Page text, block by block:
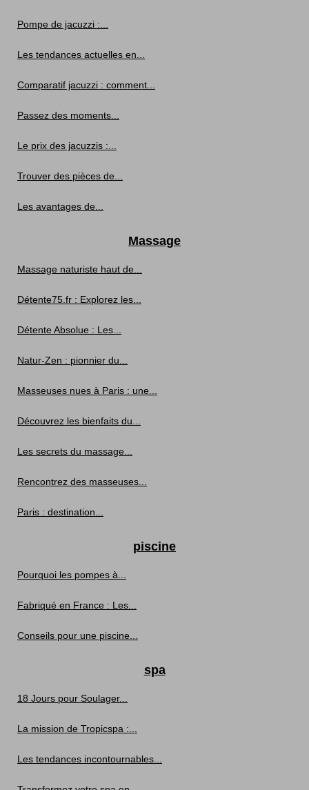
Pompe de jacuzzi :...
Les tendances actuelles en...
Comparatif jacuzzi : comment...
Passez des moments...
Le prix des jacuzzis :...
Trouver des pièces de...
Les avantages de...
Massage
Massage naturiste haut de...
Détente75.fr : Explorez les...
Détente Absolue : Les...
Natur-Zen : pionnier du...
Masseuses nues à Paris : une...
Découvrez les bienfaits du...
Les secrets du massage...
Rencontrez des masseuses...
Paris : destination...
piscine
Pourquoi les pompes à...
Fabriqué en France : Les...
Conseils pour une piscine...
spa
18 Jours pour Soulager...
La mission de Tropicspa :...
Les tendances incontournables...